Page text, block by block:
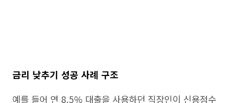
금리 낮추기 성공 사례 구조
예를 들어 연 8.5% 대출을 사용하던 직장인이 신용점수